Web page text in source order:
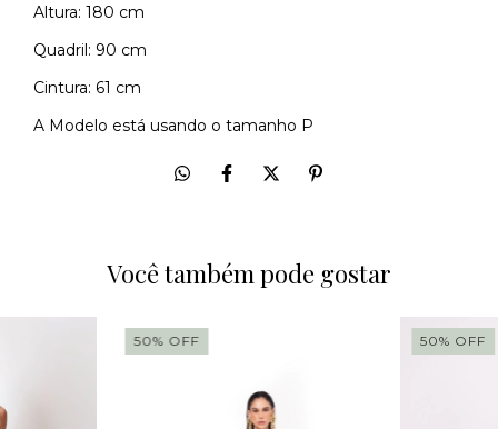
Altura: 180 cm
Quadril: 90 cm
Cintura: 61 cm
A Modelo está usando o tamanho P
Você também pode gostar
50% OFF 50% OFF